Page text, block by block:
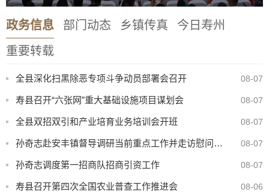
政务信息 部门动态 乡镇传真
今日寿州
重要转载
全县深化扫黑除恶专项斗争动员部署会召开 08-07
寿县召开“六张网”重大基础设施项目谋划会 08-07
全县双招双引和产业培育业务培训会开班 08-07
孙奇志赴安丰镇督导调研当前重点工作并走访慰问特困家庭 08-07
孙奇志调度第一招商队招商引资工作 08-07
寿县召开第四次全国农业普查工作推进会 08-06